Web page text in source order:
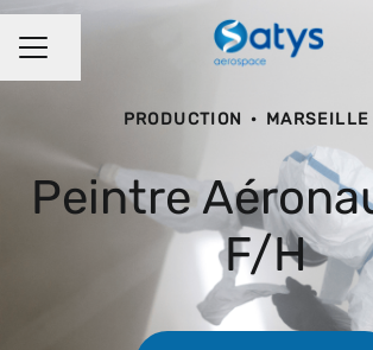
MENU CARRIÈRE
Partager la page
PRODUCTION ·
Peintre
F/H